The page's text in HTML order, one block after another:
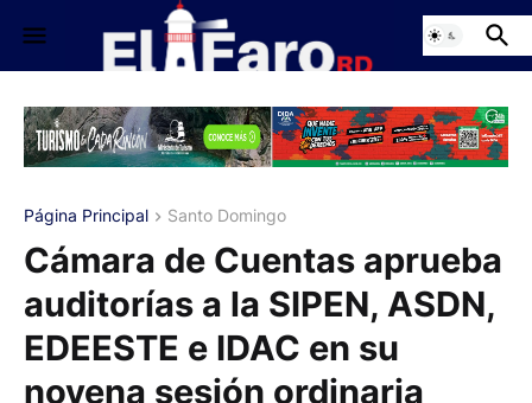
Página Principal Santo Domingo
Cámara de Cuentas aprueba
auditorías a la SIPEN, ASDN,
EDEESTE e IDAC en su
novena sesión ordinaria